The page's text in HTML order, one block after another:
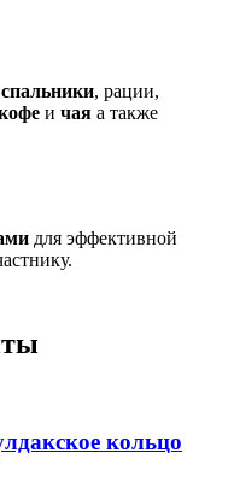
спальники, рации,
и чая а также
для эффективной
кольцо